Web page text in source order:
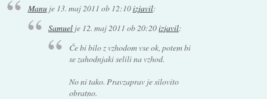
Manuje 13. maj 2011 ob 12:10izjavil:
Samuel je 12. maj 2011 ob 20:20izjavil:
Če bi bilo z vzhodom vse ok, potem bi
se zahodnjaki selili na vzhod.
No ni tako. Pravzaprav je silovito
obratno.